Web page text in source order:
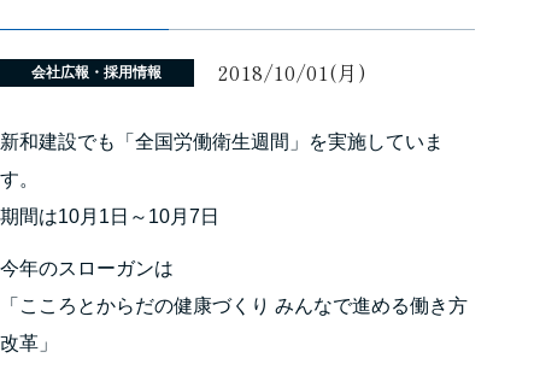
会社広報・採用情報 2018/10/01(月)
新和建設でも「全国労働衛生週間」を実施していま
す。
期間は10月1日～10月7日
今年のスローガンは
「こころとからだの健康づくり みんなで進める働き方
改革」